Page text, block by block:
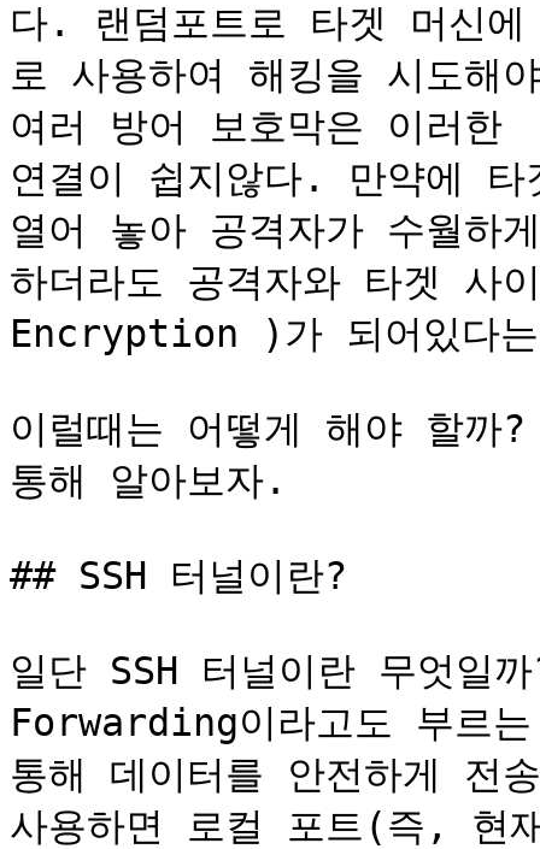
다. 랜덤포트로 타겟 머신
로 사용하여 해킹을 시도해
여러 방어 보호막은 이러한
연결이 쉽지않다. 만약에
열어 놓아 공격자가 수월하
하더라도 공격자와 타겟 사
Encryption )가 되어있다
이럴때는 어떻게 해야 할까
통해 알아보자.
## SSH 터널이란?
일단 SSH 터널이란 무엇
Forwarding이라고도 부르
통해 데이터를 안전하게 전
사용하면 로컬 포트(즉, 현